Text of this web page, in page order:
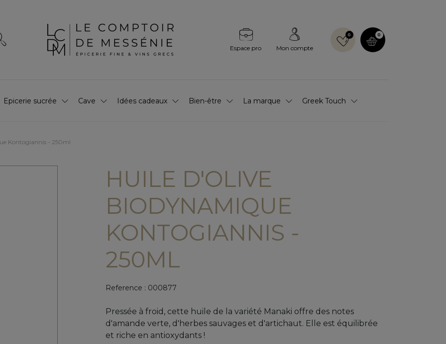
Espace pro Mon compte
0 0
Epicerie sucrée Cave Idées cadeaux Bien-être La marque Greek Touch
Kontogiannis - 250ml
HUILE D'OLIVE
BIODYNAMIQUE
KONTOGIANNIS -
250ML
Reference : 000877
Pressée à froid, cette huile de la variété Manaki offre des notes
d'amande verte, d'herbes sauvages et d'artichaut. Elle est équilibrée
et riche en antioxydants !